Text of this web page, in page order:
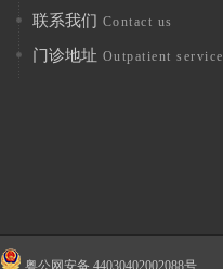
联系我们 Contact us
门诊地址 Outpatient service
粤公网安备 44030402002088号